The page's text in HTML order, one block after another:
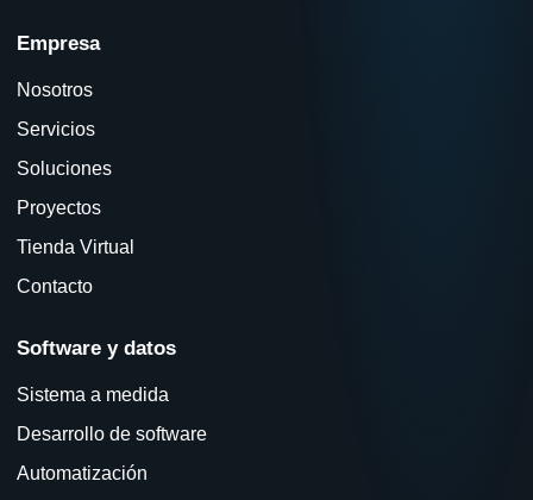
Empresa
Nosotros
Servicios
Soluciones
Proyectos
Tienda Virtual
Contacto
Software y datos
Sistema a medida
Desarrollo de software
Automatización